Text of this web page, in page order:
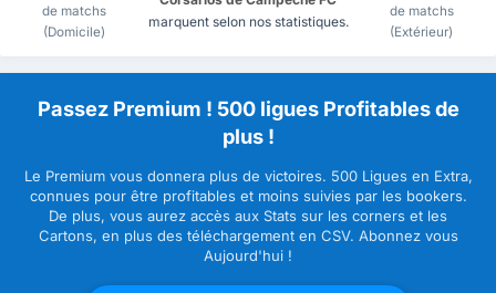
de matchs
(Domicile)
marquent selon nos statistiques.
de matchs
(Extérieur)
Passez Premium ! 500 ligues Profitables de
plus !
Le Premium vous donnera plus de victoires. 500 Ligues en Extra,
connues pour être profitables et moins suivies par les bookers.
De plus, vous aurez accès aux Stats sur les corners et les
Cartons, en plus des téléchargement en CSV. Abonnez vous
Aujourd'hui !